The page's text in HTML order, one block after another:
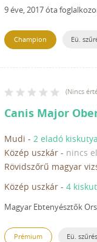
9 éve, 2017 óta
Champion Eü.
(Nincs
Canis Major
Mudi - 2 eladó kiskutya
Közép uszkár - nincs
Rövidszőrű magyar
Közép uszkár - 4
Magyar Ebtenyésztők
Prémium Eü.